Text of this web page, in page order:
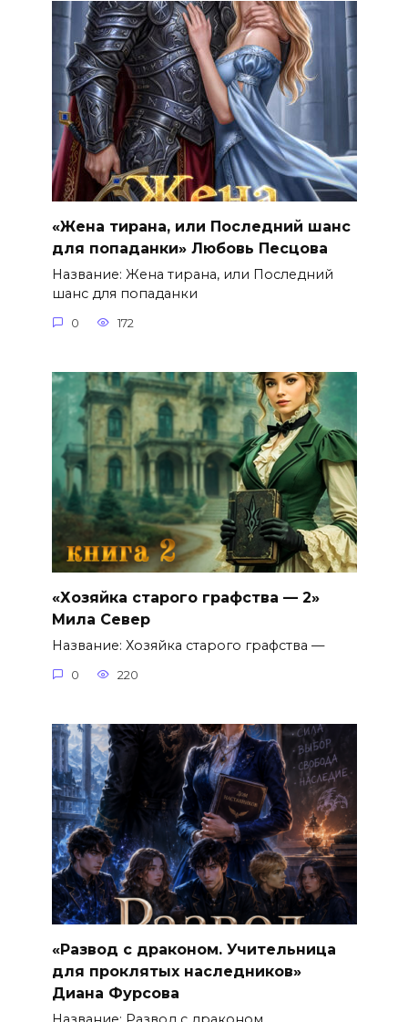
«Жена тирана, или Последний шанс
для попаданки» Любовь Песцова
Название: Жена тирана, или Последний
шанс для попаданки
0 172
«Хозяйка старого графства — 2»
Мила Север
Название: Хозяйка старого графства —
0 220
«Развод с драконом. Учительница
для проклятых наследников»
Диана Фурсова